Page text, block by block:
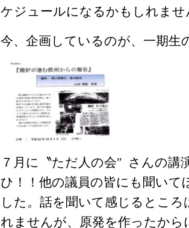
ケジュールになるかもしれま
今、企画しているのが、一期生
７月に〝ただ人の会″ さんの講
ひ！！他の議員の皆にも聞いて
した。話を聞いて感じるとこ
れませんが、原発を作ったから